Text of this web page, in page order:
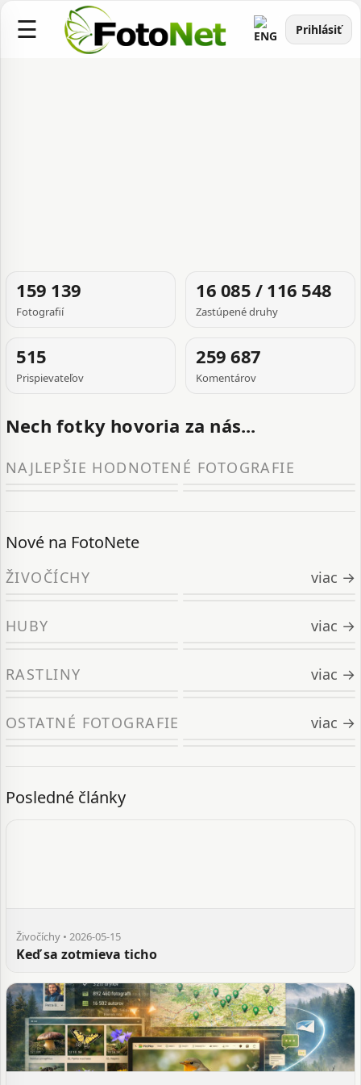
☰ Prihlásiť
FOTOGRAFIA
TÝŽDŇA
159 139
Fotografií
16 085 / 116 548
Zastúpené druhy
515
Prispievateľov
259 687
Komentárov
Nech fotky hovoria za nás...
NAJLEPŠIE HODNOTENÉ FOTOGRAFIE
Nové na FotoNete
ŽIVOČÍCHY viac →
HUBY viac →
RASTLINY viac →
OSTATNÉ FOTOGRAFIE viac →
Posledné články
Živočíchy • 2026-05-15
Keď sa zotmieva ticho